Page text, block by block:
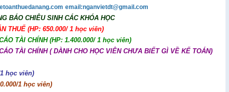
email:nganvietdt@gmail.com
BÁO CHIÊU SINH CÁC KHÓA HỌC
THUẾ (HP: 650.000/ 1 học viên)
TÀI CHÍNH (HP: 1.400.000/ 1 học viên)
TÀI CHÍNH ( DÀNH CHO HỌC VIÊN CHƯA BIẾT GÌ VỀ KẾ TOÁN)
học viên)
1 học viên)